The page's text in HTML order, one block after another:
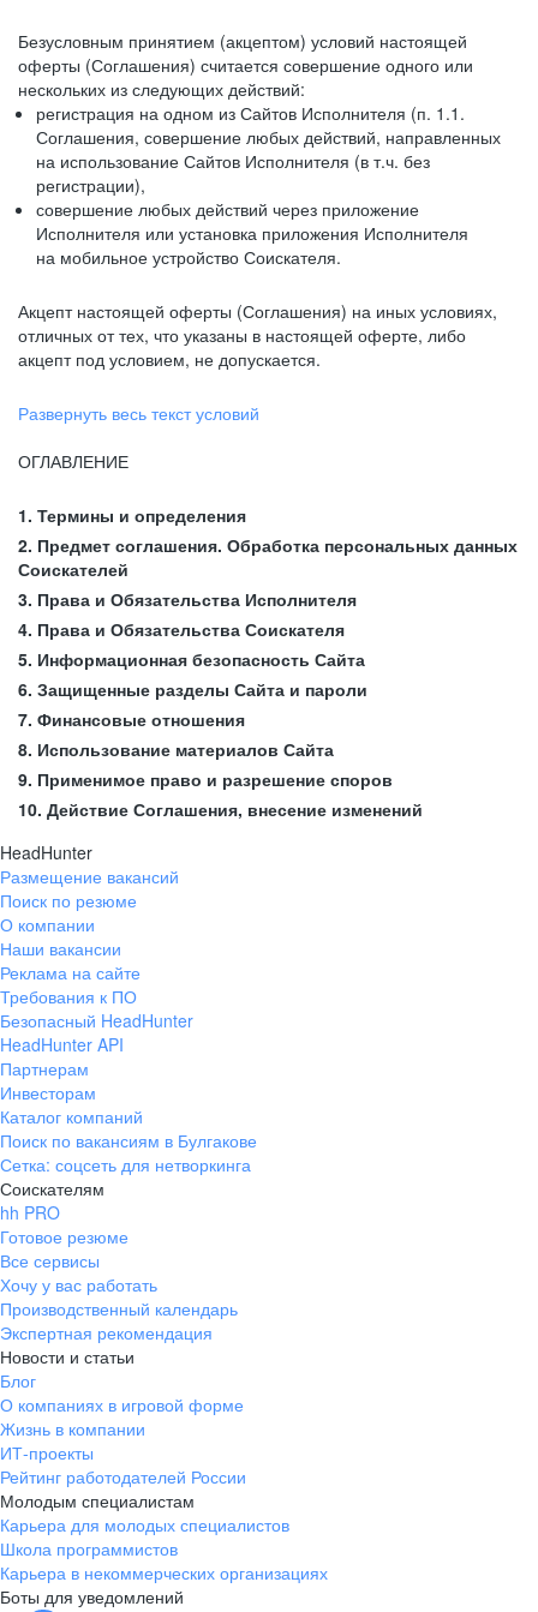
Безусловным принятием (акцептом) условий настоящей
оферты (Соглашения) считается совершение одного или
нескольких из следующих действий:
регистрация на одном из Сайтов Исполнителя (п. 1.1.
Соглашения, совершение любых действий, направленных
на использование Сайтов Исполнителя (в т.ч. без
регистрации),
совершение любых действий через приложение
Исполнителя или установка приложения Исполнителя
на мобильное устройство Соискателя.
Акцепт настоящей оферты (Соглашения) на иных условиях,
отличных от тех, что указаны в настоящей оферте, либо
акцепт под условием, не допускается.
Развернуть весь текст условий
ОГЛАВЛЕНИЕ
1. Термины и определения
2. Предмет соглашения. Обработка персональных данных
Соискателей
3. Права и Обязательства Исполнителя
4. Права и Обязательства Соискателя
5. Информационная безопасность Сайта
6. Защищенные разделы Сайта и пароли
7. Финансовые отношения
8. Использование материалов Сайта
9. Применимое право и разрешение споров
10. Действие Соглашения, внесение изменений
HeadHunter
Размещение вакансий
Поиск по резюме
О компании
Наши вакансии
Реклама на сайте
Требования к ПО
Безопасный HeadHunter
HeadHunter API
Партнерам
Инвесторам
Каталог компаний
Поиск по вакансиям в Булгакове
Сетка: соцсеть для нетворкинга
Соискателям
hh PRO
Готовое резюме
Все сервисы
Хочу у вас работать
Производственный календарь
Экспертная рекомендация
Новости и статьи
Блог
О компаниях в игровой форме
Жизнь в компании
ИТ-проекты
Рейтинг работодателей России
Молодым специалистам
Карьера для молодых специалистов
Школа программистов
Карьера в некоммерческих организациях
Боты для уведомлений